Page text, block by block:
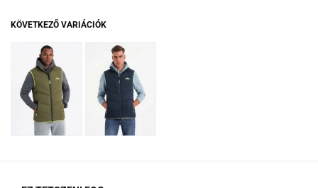
KÖVETKEZŐ VARIÁCIÓK